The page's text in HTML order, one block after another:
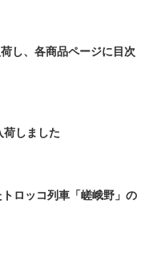
し、各商品ページに目次
しました
ロッコ列車「嵯峨野」の